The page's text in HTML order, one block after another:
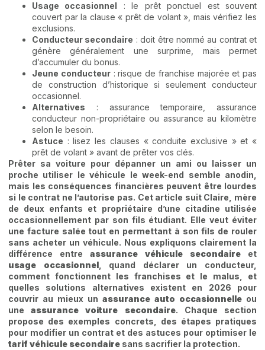
Usage occasionnel : le prêt ponctuel est souvent
couvert par la clause « prêt de volant », mais vérifiez les
exclusions.
Conducteur secondaire : doit être nommé au contrat et
génère généralement une surprime, mais permet
d’accumuler du bonus.
Jeune conducteur: risque de franchise majorée et pas
de construction d’historique si seulement conducteur
occasionnel.
Alternatives : assurance temporaire, assurance
conducteur non-propriétaire ou assurance au kilomètre
selon le besoin.
Astuce : lisez les clauses « conduite exclusive » et «
prêt de volant » avant de prêter vos clés.
Prêter sa voiture pour dépanner un ami ou laisser un
proche utiliser le véhicule le week-end semble anodin,
mais les conséquences financières peuvent être lourdes
si le contrat ne l’autorise pas. Cet article suit Claire, mère
de deux enfants et propriétaire d’une citadine utilisée
occasionnellement par son fils étudiant. Elle veut éviter
une facture salée tout en permettant à son fils de rouler
sans acheter un véhicule. Nous expliquons clairement la
différence entre assurance véhicule secondaire et
usage occasionnel, quand déclarer un conducteur,
comment fonctionnent les franchises et le malus, et
quelles solutions alternatives existent en 2026 pour
couvrir au mieux un assurance auto occasionnelle ou
uneassurance voiture secondaire. Chaque section
propose des exemples concrets, des étapes pratiques
pour modifier un contrat et des astuces pour optimiser le
tarif véhicule secondaire sans sacrifier la protection.